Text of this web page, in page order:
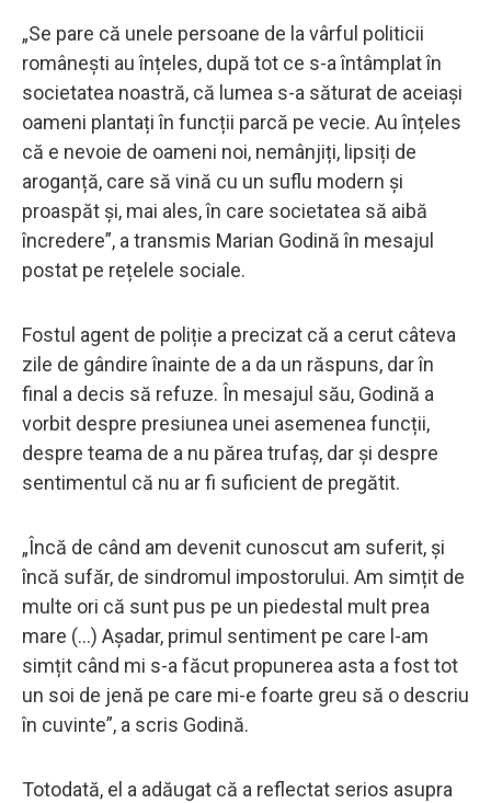
„Se pare că unele persoane de la vârful politicii
românești au înțeles, după tot ce s-a întâmplat în
societatea noastră, că lumea s-a săturat de aceiași
oameni plantați în funcții parcă pe vecie. Au înțeles
că e nevoie de oameni noi, nemânjiți, lipsiți de
aroganță, care să vină cu un suflu modern și
proaspăt și, mai ales, în care societatea să aibă
încredere”, a transmis Marian Godină în mesajul
postat pe rețelele sociale.
Fostul agent de poliție a precizat că a cerut câteva
zile de gândire înainte de a da un răspuns, dar în
final a decis să refuze. În mesajul său, Godină a
vorbit despre presiunea unei asemenea funcții,
despre teama de a nu părea trufaș, dar și despre
sentimentul că nu ar fi suficient de pregătit.
„Încă de când am devenit cunoscut am suferit, și
încă sufăr, de sindromul impostorului. Am simțit de
multe ori că sunt pus pe un piedestal mult prea
mare (...) Așadar, primul sentiment pe care l-am
simțit când mi s-a făcut propunerea asta a fost tot
un soi de jenă pe care mi-e foarte greu să o descriu
în cuvinte”, a scris Godină.
Totodată, el a adăugat că a reflectat serios asupra